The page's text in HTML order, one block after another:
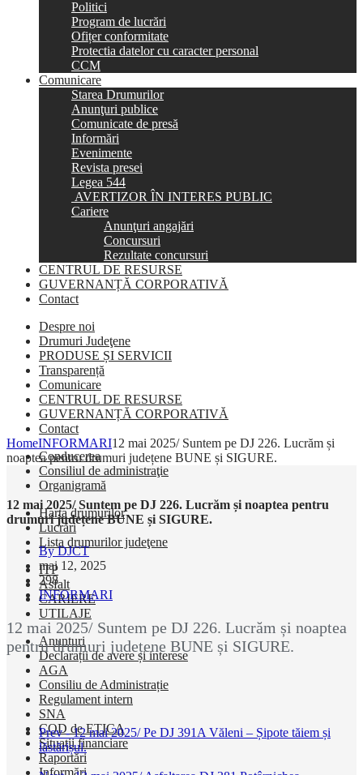
Politici
Program de lucrări
Ofițer conformitate
Protectia datelor cu caracter personal
CCM
Comunicare
Starea Drumurilor
Anunţuri publice
Comunicate de presă
Informări
Evenimente
Revista presei
Legea 544
AVERTIZOR ÎN INTERES PUBLIC
Cariere
Anunţuri angajări
Concursuri
Rezultate concursuri
CENTRUL DE RESURSE
GUVERNANȚĂ CORPORATIVĂ
Contact
Despre noi
Drumuri Judeţene
PRODUSE ȘI SERVICII
Transparență
Comunicare
CENTRUL DE RESURSE
GUVERNANȚĂ CORPORATIVĂ
Contact
Conducerea
Consiliul de administraţie
Organigramă
Harta drumurilor
Lucrări
Lista drumurilor judeţene
ITP
Asfalt
CARIERE
UTILAJE
Anunturi
Declarații de avere și interese
AGA
Consiliu de Administrație
Regulament intern
SNA
COD de ETICA
Situații financiare
Raportări
HomeINFORMARI12 mai 2025/ Suntem pe DJ 226. Lucrăm și
noaptea pentru drumuri județene BUNE și SIGURE.
12 mai 2025/ Suntem pe DJ 226. Lucrăm și noaptea pentru
drumuri județene BUNE și SIGURE.
By DJCT
mai 12, 2025
298
INFORMARI
12 mai 2025/ Suntem pe DJ 226. Lucrăm și noaptea
pentru drumuri județene BUNE și SIGURE.
Prev - 12 mai 2025/ Pe DJ 391A Văleni – Șipote tăiem și
lăstărișul.